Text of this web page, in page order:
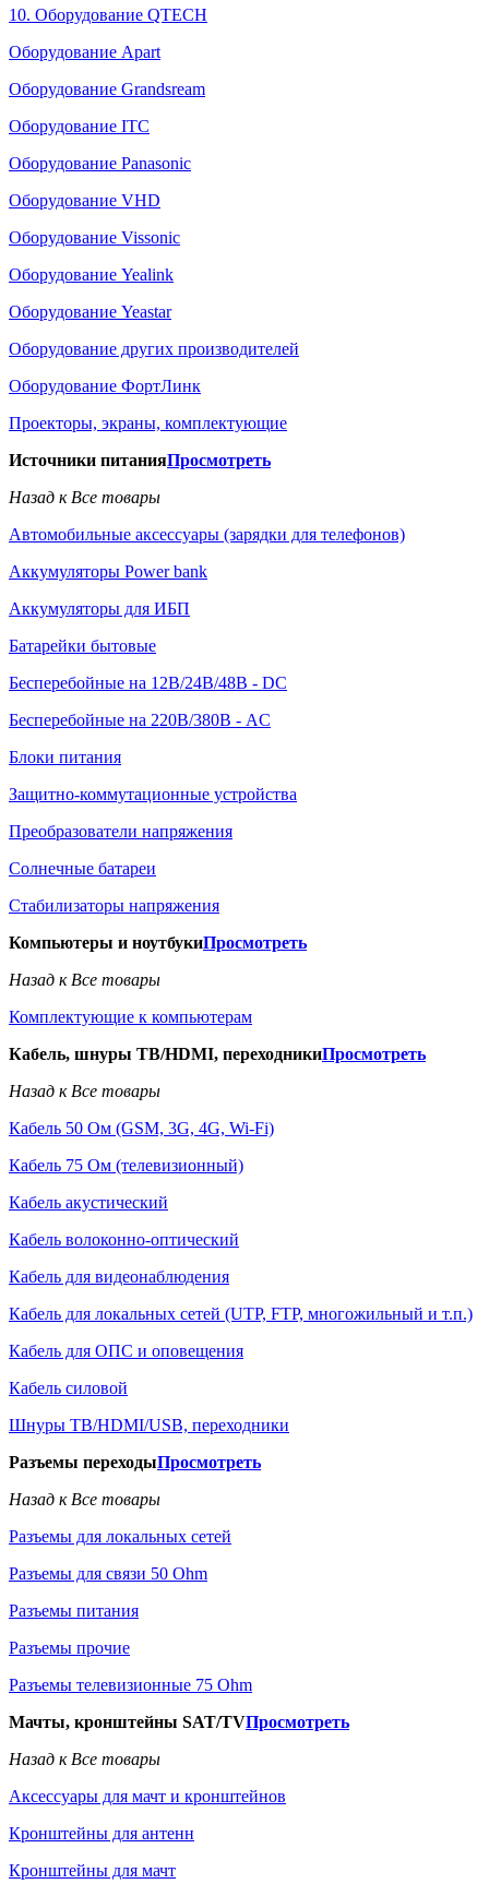
10. Оборудование QTECH
Оборудование Apart
Оборудование Grandsream
Оборудование ITC
Оборудование Panasonic
Оборудование VHD
Оборудование Vissonic
Оборудование Yealink
Оборудование Yeastar
Оборудование других производителей
Оборудование ФортЛинк
Проекторы, экраны, комплектующие
Источники питанияПросмотреть
Назад к Все товары
Автомобильные аксессуары (зарядки для телефонов)
Аккумуляторы Power bank
Аккумуляторы для ИБП
Батарейки бытовые
Бесперебойные на 12В/24В/48В - DC
Бесперебойные на 220В/380В - AC
Блоки питания
Защитно-коммутационные устройства
Преобразователи напряжения
Солнечные батареи
Стабилизаторы напряжения
Компьютеры и ноутбукиПросмотреть
Назад к Все товары
Комплектующие к компьютерам
Кабель, шнуры ТВ/HDMI, переходникиПросмотреть
Назад к Все товары
Кабель 50 Ом (GSM, 3G, 4G, Wi-Fi)
Кабель 75 Ом (телевизионный)
Кабель акустический
Кабель волоконно-оптический
Кабель для видеонаблюдения
Кабель для локальных сетей (UTP, FTP, многожильный и т.п.)
Кабель для ОПС и оповещения
Кабель силовой
Шнуры ТВ/HDMI/USB, переходники
Разъемы переходыПросмотреть
Назад к Все товары
Разъемы для локальных сетей
Разъемы для связи 50 Ohm
Разъемы питания
Разъемы прочие
Разъемы телевизионные 75 Ohm
Мачты, кронштейны SAT/TVПросмотреть
Назад к Все товары
Аксессуары для мачт и кронштейнов
Кронштейны для антенн
Кронштейны для мачт